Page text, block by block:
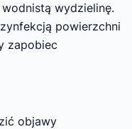
wydzielinę.
powierzchni
zapobiec
objawy